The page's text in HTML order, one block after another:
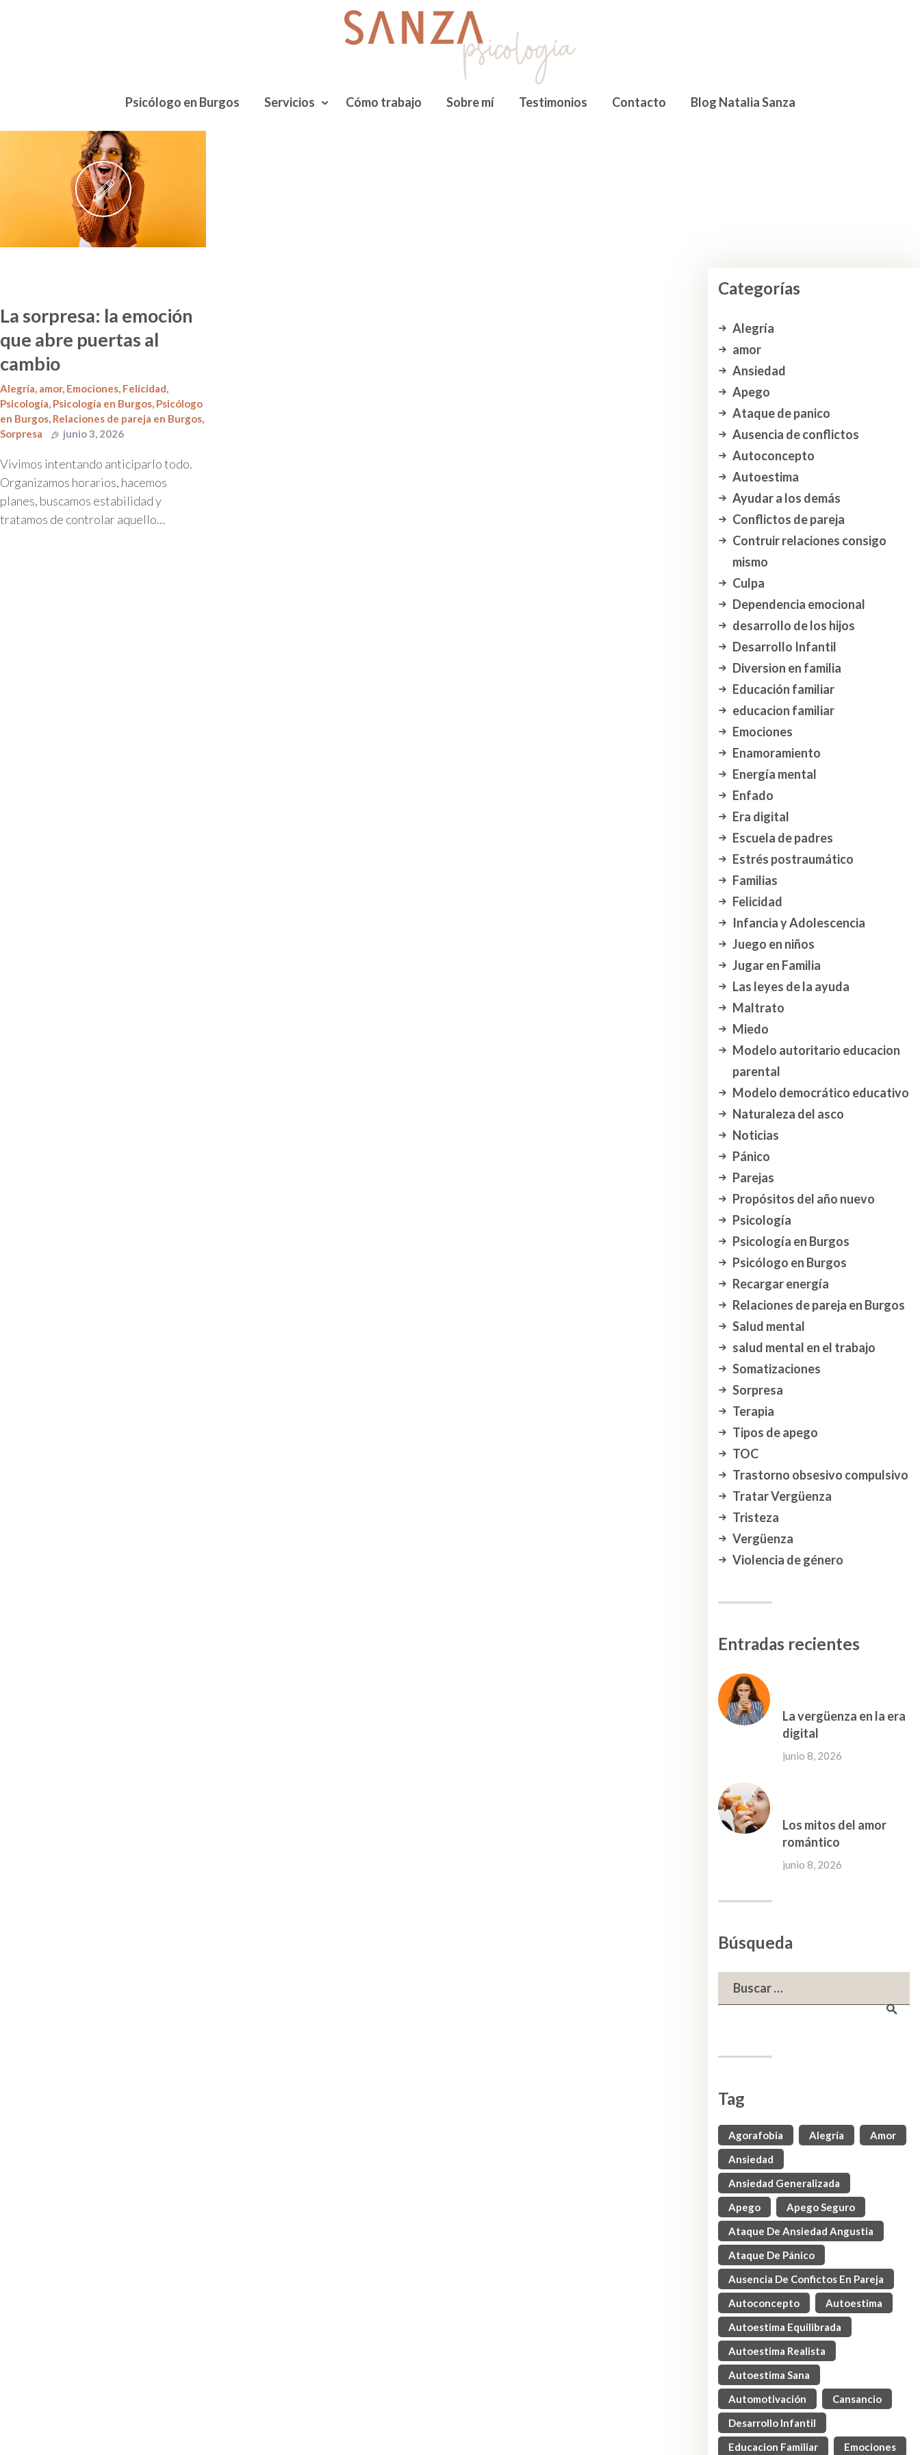
Psicólogo en Burgos Servicios Cómo trabajo Sobre mí Testimonios Contacto Blog Natalia Sanza
La sorpresa: la emoción
que abre puertas al
cambio
Alegría, amor, Emociones, Felicidad,
Psicología, Psicología en Burgos, Psicólogo
en Burgos, Relaciones de pareja en Burgos,
Sorpresa
junio 3, 2026
Vivimos intentando anticiparlo todo.
Organizamos horarios, hacemos
planes, buscamos estabilidad y
tratamos de controlar aquello…
Categorías
Alegría
amor
Ansiedad
Apego
Ataque de panico
Ausencia de conflictos
Autoconcepto
Autoestima
Ayudar a los demás
Conflictos de pareja
Contruir relaciones consigo
mismo
Culpa
Dependencia emocional
desarrollo de los hijos
Desarrollo Infantil
Diversion en familia
Educación familiar
educacion familiar
Emociones
Enamoramiento
Energía mental
Enfado
Era digital
Escuela de padres
Estrés postraumático
Familias
Felicidad
Infancia y Adolescencia
Juego en niños
Jugar en Familia
Las leyes de la ayuda
Maltrato
Miedo
Modelo autoritario educacion
parental
Modelo democrático educativo
Naturaleza del asco
Noticias
Pánico
Parejas
Propósitos del año nuevo
Psicología
Psicología en Burgos
Psicólogo en Burgos
Recargar energía
Relaciones de pareja en Burgos
Salud mental
salud mental en el trabajo
Somatizaciones
Sorpresa
Terapia
Tipos de apego
TOC
Trastorno obsesivo compulsivo
Tratar Vergüenza
Tristeza
Vergüenza
Violencia de género
Entradas recientes
La vergüenza en la era
digital
junio 8, 2026
Los mitos del amor
romántico
junio 8, 2026
Búsqueda
Buscar:
Tag
Agorafobia Alegría
Amor
Ansiedad
Ansiedad Generalizada
Apego
Apego Seguro
Ataque De Ansiedad Angustia
Ataque De Pánico
Ausencia De Confictos En Pareja
Autoconcepto
Autoestima
Autoestima Equilibrada
Autoestima Realista
Autoestima Sana
Automotivación
Cansancio
Desarrollo Infantil
Educacion Familiar
Emociones